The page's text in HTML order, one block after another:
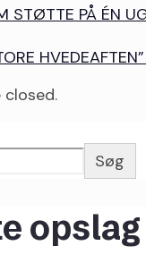
STØTTE PÅ ÉN
Søg
opslag